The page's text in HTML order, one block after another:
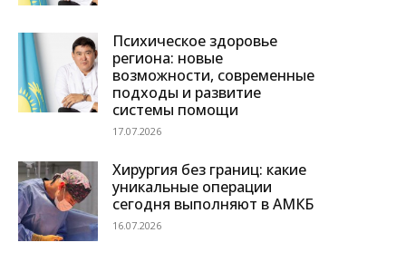
Психическое здоровье
региона: новые
возможности, современные
подходы и развитие
системы помощи
17.07.2026
Хирургия без границ: какие
уникальные операции
сегодня выполняют в АМКБ
16.07.2026